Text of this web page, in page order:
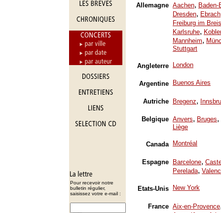
Pour recevoir notre
bulletin régulier,
saisissez votre e-mail :
Allemagne Aachen, Baden-
Dresden, Ebrach
Freiburg im
Karlsruhe,
Mannheim,
Stuttgart
Angleterre London
Argentine Buenos Aires
Autriche Bregenz,
Belgique Anvers, Bruges,
Liège
Canada Montréal
Espagne Barcelone,
Perelada,
Etats-Unis New York
France Aix-en-Provence